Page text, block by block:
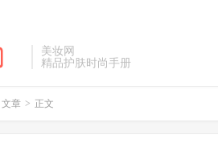
美妆网
精品护肤时尚手册
文章 > 正文